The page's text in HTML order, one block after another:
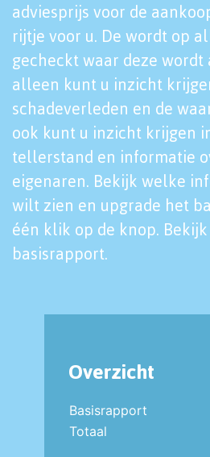
adviesprijs voor de
rijtje voor u. De wordt op
gecheckt waar deze wordt
alleen kunt u inzicht
schadeverleden en de
ook kunt u inzicht krijgen
tellerstand en informatie
eigenaren. Bekijk welke
wilt zien en upgrade het
één klik op de knop. Bekijk
basisrapport.
Overzicht
Basisrapport
Totaal